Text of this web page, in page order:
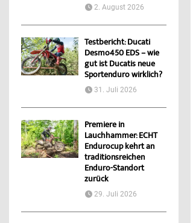
2. August 2026
Testbericht: Ducati
Desmo450 EDS – wie
gut ist Ducatis neue
Sportenduro wirklich?
31. Juli 2026
Premiere in
Lauchhammer: ECHT
Endurocup kehrt an
traditionsreichen
Enduro-Standort
zurück
29. Juli 2026